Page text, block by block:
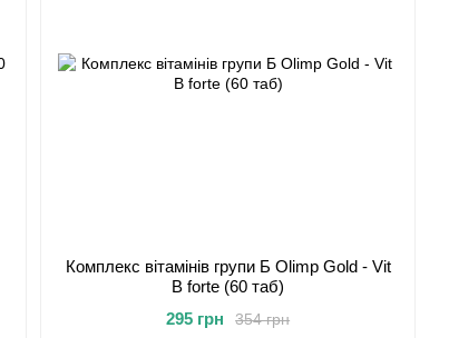
Комплекс вітамінів групи Б Olimp Gold - Vit
B forte (60 таб)
354 грн
295 грн